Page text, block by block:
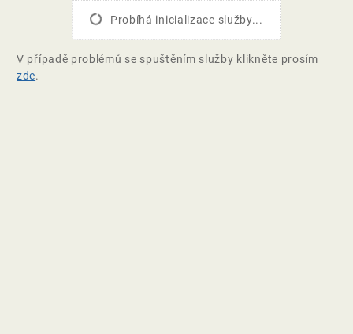
Probíhá inicializace služby...
V případě problémů se spuštěním služby klikněte prosím
zde.